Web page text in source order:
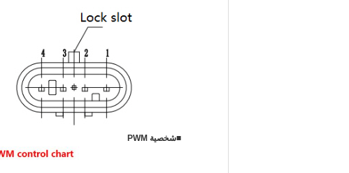
■شخصية PWM